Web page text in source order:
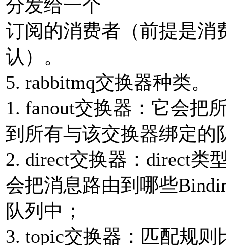
分发给⼀个
订阅的消费者（前提是消
认）。
5. rabbitmq交换器种类。
1. fanout交换器：它会把
到所有与该交换器绑定的
2. direct交换器：direct类
会把消息路由到哪些
队列中；
3. topic交换器：匹配规则